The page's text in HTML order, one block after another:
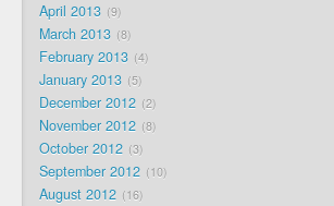
April 2013 9
March 2013 8
February 2013 4
January 2013 5
December 2012 2
November 2012 8
October 2012 3
September 2012 10
August 2012 16